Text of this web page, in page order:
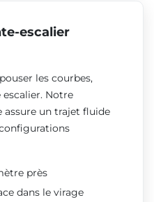
escalier
les courbes,
Notre
un trajet fluide
près
dans le virage